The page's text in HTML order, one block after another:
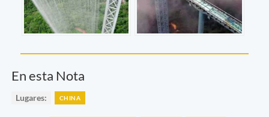
En esta Nota
Lugares: CHINA